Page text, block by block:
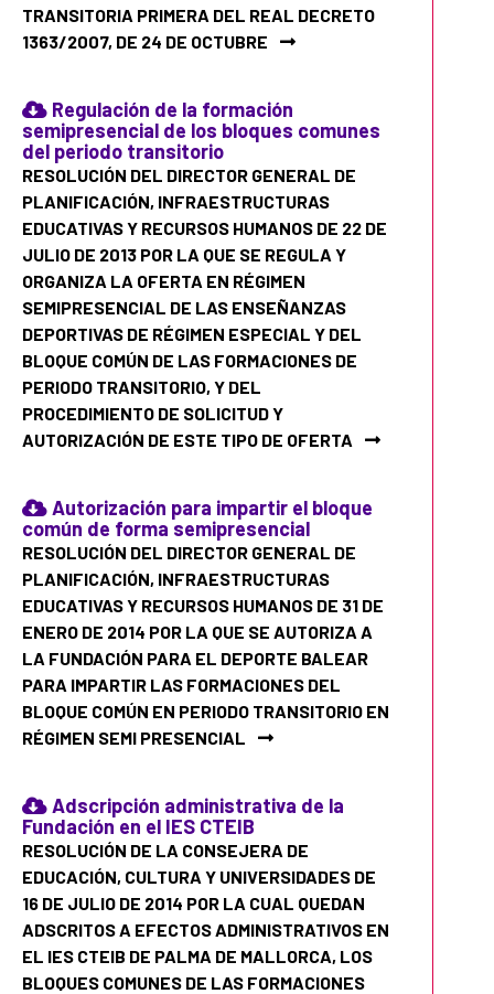
TRANSITORIA PRIMERA DEL REAL DECRETO
1363/2007, DE 24 DE OCTUBRE
Regulación de la formación
semipresencial de los bloques comunes
del periodo transitorio
RESOLUCIÓN DEL DIRECTOR GENERAL DE
PLANIFICACIÓN, INFRAESTRUCTURAS
EDUCATIVAS Y RECURSOS HUMANOS DE 22 DE
JULIO DE 2013 POR LA QUE SE REGULA Y
ORGANIZA LA OFERTA EN RÉGIMEN
SEMIPRESENCIAL DE LAS ENSEÑANZAS
DEPORTIVAS DE RÉGIMEN ESPECIAL Y DEL
BLOQUE COMÚN DE LAS FORMACIONES DE
PERIODO TRANSITORIO, Y DEL
PROCEDIMIENTO DE SOLICITUD Y
AUTORIZACIÓN DE ESTE TIPO DE OFERTA
Autorización para impartir el bloque
común de forma semipresencial
RESOLUCIÓN DEL DIRECTOR GENERAL DE
PLANIFICACIÓN, INFRAESTRUCTURAS
EDUCATIVAS Y RECURSOS HUMANOS DE 31 DE
ENERO DE 2014 POR LA QUE SE AUTORIZA A
LA FUNDACIÓN PARA EL DEPORTE BALEAR
PARA IMPARTIR LAS FORMACIONES DEL
BLOQUE COMÚN EN PERIODO TRANSITORIO EN
RÉGIMEN SEMI PRESENCIAL
Adscripción administrativa de la
Fundación en el IES CTEIB
RESOLUCIÓN DE LA CONSEJERA DE
EDUCACIÓN, CULTURA Y UNIVERSIDADES DE
16 DE JULIO DE 2014 POR LA CUAL QUEDAN
ADSCRITOS A EFECTOS ADMINISTRATIVOS EN
EL IES CTEIB DE PALMA DE MALLORCA, LOS
BLOQUES COMUNES DE LAS FORMACIONES